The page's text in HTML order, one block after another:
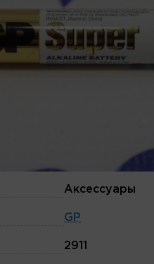
Аксессуары
GP
2911